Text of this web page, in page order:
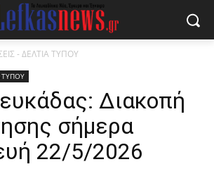
- ΔΕΛΤΙΑ ΤΥΠΟΥ
ΤΥΠΟΥ
Διακοπή
σήμερα
22/5/2026